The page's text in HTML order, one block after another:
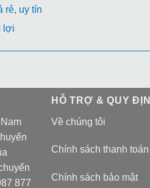
rẻ, uy tín
lợi
877
HỖ TRỢ & QUY
Về chúng tôi
Chính sách thanh toán
Chính sách bảo mật